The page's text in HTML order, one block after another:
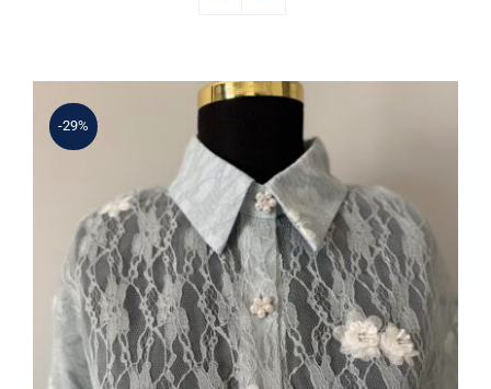
-29%
Mavi Dantel İnci Çiçek İşlemeli
Gömlek